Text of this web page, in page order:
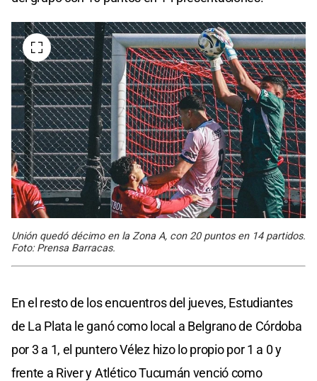
Unión quedó décimo en la Zona A, con 20 puntos en 14 partidos.
Foto: Prensa Barracas.
En el resto de los encuentros del jueves, Estudiantes
de La Plata le ganó como local a Belgrano de Córdoba
por 3 a 1, el puntero Vélez hizo lo propio por 1 a 0 y
frente a River y Atlético Tucumán venció como